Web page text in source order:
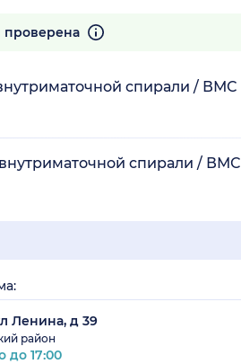
спирали / ВМС
спирали / ВМС
Ленина, д 39
район
до 17:00